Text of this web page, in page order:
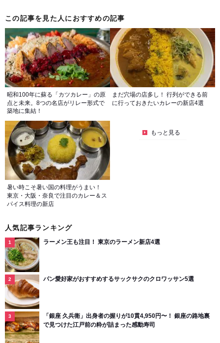
この記事を見た人におすすめの記事
昭和100年に蘇る「カツカレー」の原
点と未来。8つの名店がリレー形式で
築地に集結！
まだ穴場の店多し！ 行列ができる前
に行っておきたいカレーの新店4選
暑い時こそ暑い国の料理がうまい！
東京・大阪・奈良で注目のカレー＆ス
パイス料理の新店
もっと見る
人気記事ランキング
ラーメン王も注目！ 東京のラーメン新店4選
パン愛好家がおすすめするサックサクのクロワッサン5選
「銀座 久兵衛」出身者の握りが10貫4,950円〜！ 銀座の路地裏
で見つけた江戸前の粋が詰まった感動寿司